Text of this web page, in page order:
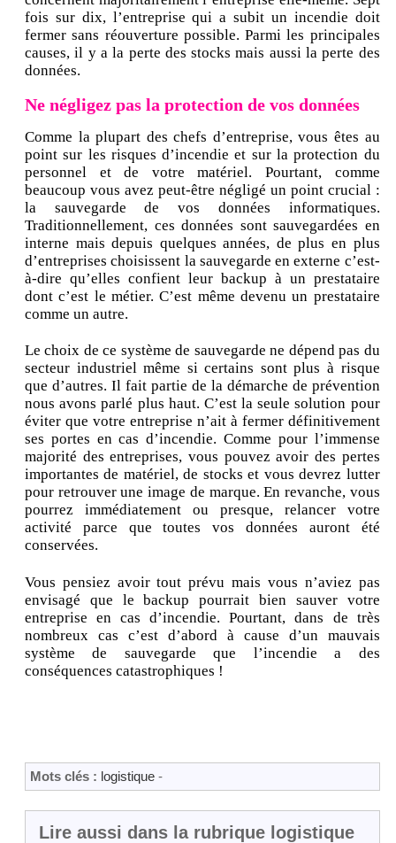
fois sur dix, l’entreprise qui a subit un incendie doit
fermer sans réouverture possible. Parmi les principales
causes, il y a la perte des stocks mais aussi la perte des
données.
Ne négligez pas la protection de vos données
Comme la plupart des chefs d’entreprise, vous êtes au
point sur les risques d’incendie et sur la protection du
personnel et de votre matériel. Pourtant, comme
beaucoup vous avez peut-être négligé un point crucial :
la sauvegarde de vos données informatiques.
Traditionnellement, ces données sont sauvegardées en
interne mais depuis quelques années, de plus en plus
d’entreprises choisissent la sauvegarde en externe c’est-
à-dire qu’elles confient leur backup à un prestataire
dont c’est le métier. C’est même devenu un prestataire
comme un autre.
Le choix de ce système de sauvegarde ne dépend pas du
secteur industriel même si certains sont plus à risque
que d’autres. Il fait partie de la démarche de prévention
nous avons parlé plus haut. C’est la seule solution pour
éviter que votre entreprise n’ait à fermer définitivement
ses portes en cas d’incendie. Comme pour l’immense
majorité des entreprises, vous pouvez avoir des pertes
importantes de matériel, de stocks et vous devrez lutter
pour retrouver une image de marque. En revanche, vous
pourrez immédiatement ou presque, relancer votre
activité parce que toutes vos données auront été
conservées.
Vous pensiez avoir tout prévu mais vous n’aviez pas
envisagé que le backup pourrait bien sauver votre
entreprise en cas d’incendie. Pourtant, dans de très
nombreux cas c’est d’abord à cause d’un mauvais
système de sauvegarde que l’incendie a des
conséquences catastrophiques !
Mots clés : logistique -
Lire aussi dans la rubrique logistique